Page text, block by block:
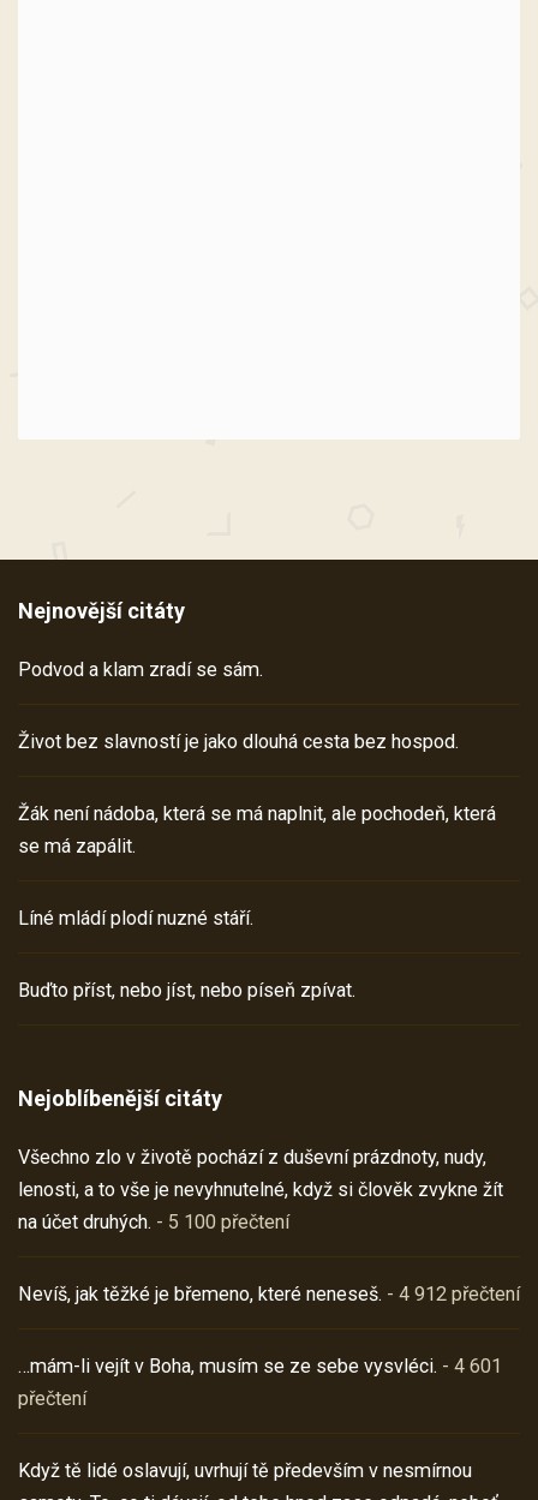
Nejnovější citáty
Podvod a klam zradí se sám.
Život bez slavností je jako dlouhá cesta bez hospod.
Žák není nádoba, která se má naplnit, ale pochodeň, která
se má zapálit.
Líné mládí plodí nuzné stáří.
Buďto příst, nebo jíst, nebo píseň zpívat.
Nejoblíbenější citáty
Všechno zlo v životě pochází z duševní prázdnoty, nudy,
lenosti, a to vše je nevyhnutelné, když si člověk zvykne žít
na účet druhých. - 5 100 přečtení
Nevíš, jak těžké je břemeno, které neneseš. - 4 912 přečtení
…mám-li vejít v Boha, musím se ze sebe vysvléci. - 4 601
přečtení
Když tě lidé oslavují, uvrhují tě především v nesmírnou